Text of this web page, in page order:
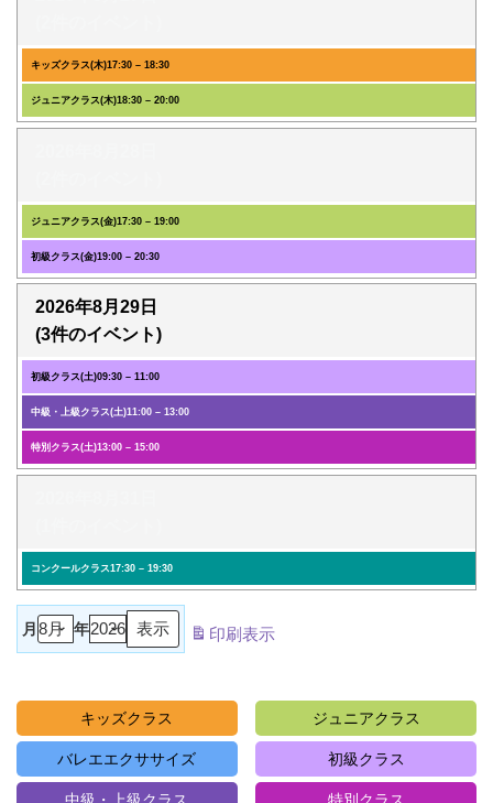
キッズクラス(木)17:30 – 18:30
ジュニアクラス(木)18:30 – 20:00
ジュニアクラス(金)17:30 – 19:00
初級クラス(金)19:00 – 20:30
2026年8月29日
(3件のイベント)
初級クラス(土)09:30 – 11:00
中級・上級クラス(土)11:00 – 13:00
特別クラス(土)13:00 – 15:00
コンクールクラス17:30 – 19:30
月 年 印刷表示
キッズクラス ジュニアクラス
バレエエクササイズ 初級クラス
中級・上級クラス 特別クラス